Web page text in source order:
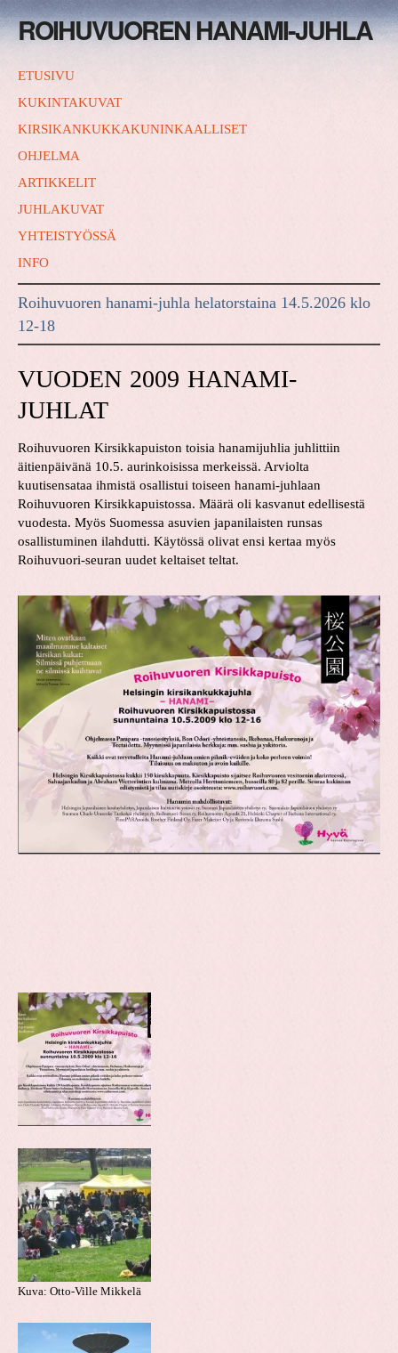
ROIHUVUOREN HANAMI-JUHLA
ETUSIVU
KUKINTAKUVAT
KIRSIKANKUKKAKUNINKAALLISET
OHJELMA
ARTIKKELIT
JUHLAKUVAT
YHTEISTYÖSSÄ
INFO
Roihuvuoren hanami-juhla helatorstaina 14.5.2026 klo
12-18
VUODEN 2009 HANAMI-
JUHLAT
Roihuvuoren Kirsikkapuiston toisia hanamijuhlia juhlittiin
äitienpäivänä 10.5. aurinkoisissa merkeissä. Arviolta
kuutisensataa ihmistä osallistui toiseen hanami-juhlaan
Roihuvuoren Kirsikkapuistossa. Määrä oli kasvanut edellisestä
vuodesta. Myös Suomessa asuvien japanilaisten runsas
osallistuminen ilahdutti. Käytössä olivat ensi kertaa myös
Roihuvuori-seuran uudet keltaiset teltat.
Kuva: Otto-Ville Mikkelä